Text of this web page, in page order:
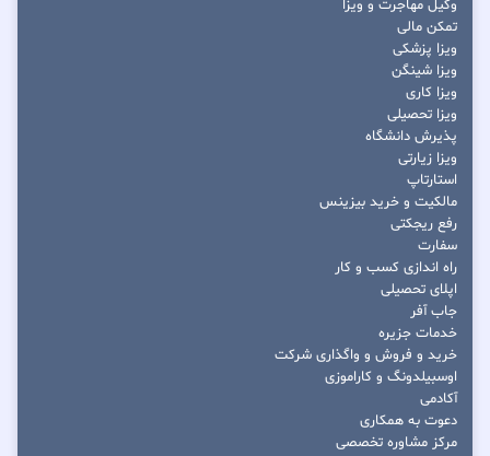
وکیل مهاجرت و ویزا
تمکن مالی
ویزا پزشکی
ویزا شینگن
ویزا کاری
ویزا تحصیلی
پذیرش دانشگاه
ویزا زیارتی
استارتاپ
مالکیت و خرید بیزینس
رفع ریجکتی
سفارت
راه اندازی کسب و کار
اپلای تحصیلی
جاب آفر
خدمات جزیره
خرید و فروش و واگذاری شرکت
اوسبیلدونگ و کاراموزی
آکادمی
دعوت به همکاری
مرکز مشاوره تخصصی